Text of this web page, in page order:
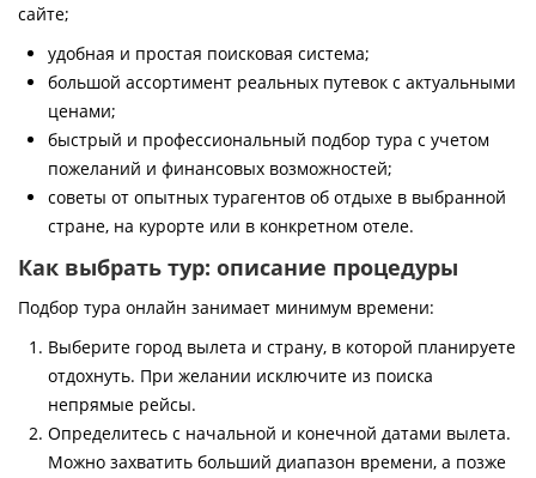
сайте;
удобная и простая поисковая система;
большой ассортимент реальных путевок с актуальными
ценами;
быстрый и профессиональный подбор тура с учетом
пожеланий и финансовых возможностей;
советы от опытных турагентов об отдыхе в выбранной
стране, на курорте или в конкретном отеле.
Как выбрать тур: описание процедуры
Подбор тура онлайн занимает минимум времени:
Выберите город вылета и страну, в которой планируете
отдохнуть. При желании исключите из поиска
непрямые рейсы.
Определитесь с начальной и конечной датами вылета.
Можно захватить больший диапазон времени, а позже